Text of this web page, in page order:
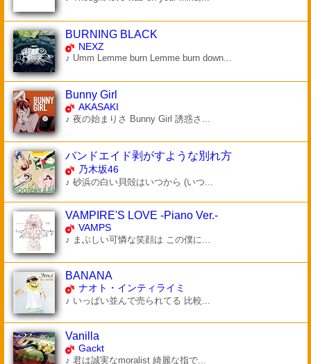
BURNING BLACK
NEXZ
♪ Umm Lemme burn Lemme burn down...
Bunny Girl
AKASAKI
♪ 夜の始まりさ Bunny Girl 誘惑さ...
バンドエイド剥がすような別れ方
乃木坂46
♪ 砂浜の白い貝殻はいつから (いつ...
VAMPIRE'S LOVE -Piano Ver.-
VAMPS
♪ まぶしい可憐な笑顔は この僕に...
BANANA
ナオト・インティライミ
♪ いっぱい並んで売られてる 比較...
Vanilla
Gackt
♪ 君は誠実なmoralist 綺麗な指で...